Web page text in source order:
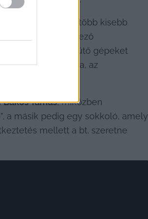
a főzőteret és több kisebb
megfelel a kötelező
főző-sütő gépeket
– étel előállítására, az
Bakos Tamás, miközben
a másik pedig egy sokkoló, amely
mellett a bt. szeretne